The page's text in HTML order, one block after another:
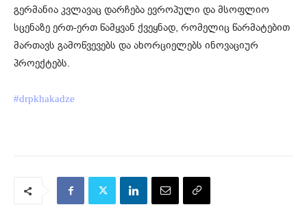
გერმანია კვლავაც დარჩება ევროპული და მსოფლიო
სცენაზე ერთ-ერთ წამყვან ქვეყნად, რომელიც წარმატებით
მართავს გამოწვევებს და ახორციელებს ინოვაციურ
პროექტებს.
#drpkhakadze